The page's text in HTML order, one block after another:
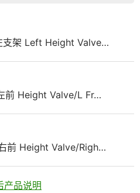
支架 Left Height Valve…
前 Height Valve/L Fr…
前 Height Valve/Righ…
品说明